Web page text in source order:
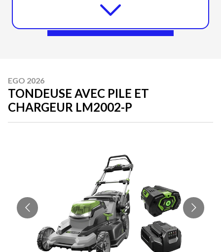
EGO 2026
TONDEUSE AVEC PILE ET
CHARGEUR LM2002-P